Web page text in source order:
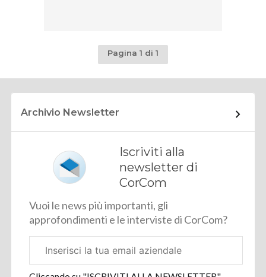
Pagina 1 di 1
Archivio Newsletter
Iscriviti alla
newsletter di
CorCom
Vuoi le news più importanti, gli
approfondimenti e le interviste di CorCom?
aziendale